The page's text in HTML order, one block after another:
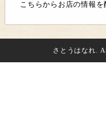
こちらからお店の情報
さとうはなれ.